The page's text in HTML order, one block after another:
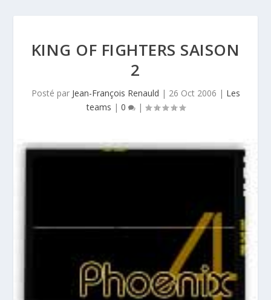
KING OF FIGHTERS SAISON
2
Posté par Jean-François Renauld | 26 Oct 2006 | Les
teams | 0 |